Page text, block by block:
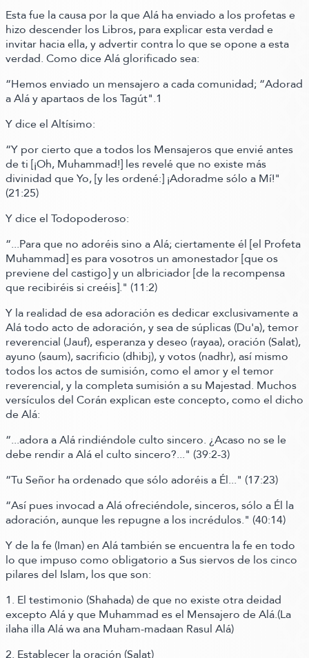
Esta fue la causa por la que Alá ha enviado a los profetas e
hizo descender los Libros, para explicar esta verdad e
invitar hacia ella, y advertir contra lo que se opone a esta
verdad.Como dice Alá glorificado sea:
“Hemos enviado un mensajero a cada comunidad; “Adorad
a Alá y apartaos de los Tagút".1
Y dice el Altísimo:
“Y por cierto que a todos los Mensajeros que envié antes
de ti[¡Oh, Muhammad!]les revelé que no existe más
divinidad que Yo,[y les ordené:]¡Adoradme sólo a Mí!"
(21:25)
Y dice el Todopoderoso:
“...Para que no adoréis sino a Alá; ciertamente él[el Profeta
Muhammad]es para vosotros un amonestador[que os
previene del castigo]y un albriciador[de la recompensa
que recibiréis si creéis]." (11:2)
Y la realidad de esa adoración es dedicar exclusivamente a
Alá todo acto de adoración, y sea de súplicas(Du'a), temor
reverencial (Jauf), esperanza y deseo (rayaa), oración (Salat),
ayuno (saum), sacrificio (dhibj), y votos(nadhr), así mismo
todos los actos de sumisión, como el amor y el temor
reverencial, y la completa sumisión a su Majestad. Muchos
versículos del Corán explican este concepto,como el dicho
de Alá:
“...adora a Alá rindiéndole culto sincero. ¿Acaso no se le
debe rendir a Alá el culto sincero?..." (39:2-3)
“Tu Señor ha ordenado que sólo adoréis a Él..." (17:23)
“Así pues invocad a Alá ofreciéndole, sinceros, sólo a Él la
adoración, aunque les repugne a los incrédulos." (40:14)
Y de la fe(Iman)en Alá también se encuentra la fe en todo
lo que impuso como obligatorio a Sus siervos de los cinco
pilares del Islam,los que son:
1. El testimonio (Shahada)de que no existe otra deidad
excepto Alá y que Muhammad es el Mensajero de Alá.(La
ilaha illa Alá wa ana Muham-madaan Rasul Alá)